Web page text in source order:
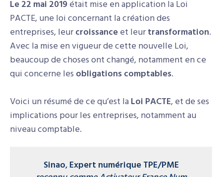
Le 22 mai 2019était mise en application la Loi
PACTE, une loi concernant la création des
entreprises, leurcroissanceet leurtransformation.
Avec la mise en vigueur de cette nouvelle Loi,
beaucoup de choses ont changé, notamment en ce
qui concerne les obligations comptables.
Voici un résumé de ce qu’est laLoi PACTE, et de ses
implications pour les entreprises, notamment au
niveau comptable.
Sinao,Expert numérique TPE/PME